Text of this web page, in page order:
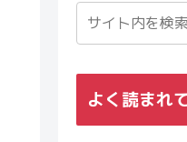
よく読まれ